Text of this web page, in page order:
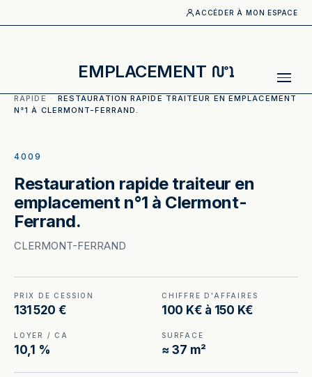
ACCÉDER À MON ESPACE
EMPLACEMENT N°1
RAPIDE
· RESTAURATION RAPIDE TRAITEUR EN EMPLACEMENT
N°1 À CLERMONT-FERRAND.
4009
Restauration rapide traiteur en
emplacement n°1 à Clermont-
Ferrand.
CLERMONT-FERRAND
PRIX DE CESSION
131 520 €
CHIFFRE D'AFFAIRES
100 K€ à 150 K€
LOYER / CA
10,1 %
SURFACE
≈ 37 m²